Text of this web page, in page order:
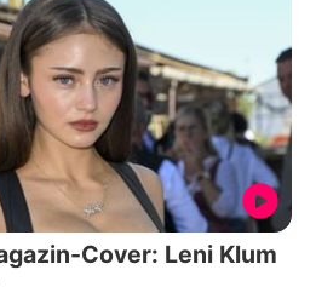
Cover: Leni Klum